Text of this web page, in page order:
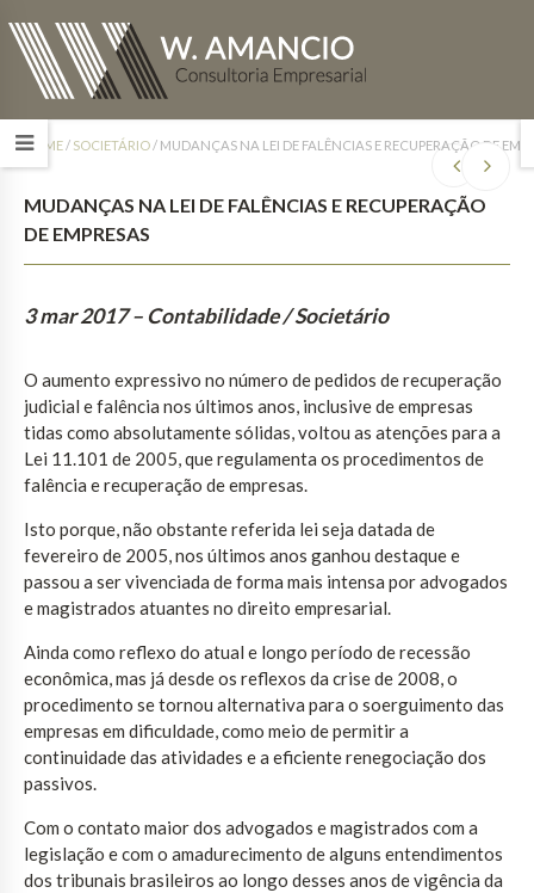
HOME/ SOCIETÁRIO/ MUDANÇAS NA LEI DE FALÊNCIAS E RECUPERAÇÃO DE
MUDANÇAS NA LEI DE FALÊNCIAS E RECUPERAÇÃO
DE EMPRESAS
3 mar 2017 – Contabilidade / Societário
O aumento expressivo no número de pedidos de recuperação
judicial e falência nos últimos anos, inclusive de empresas
tidas como absolutamente sólidas, voltou as atenções para a
Lei 11.101 de 2005, que regulamenta os procedimentos de
falência e recuperação de empresas.
Isto porque, não obstante referida lei seja datada de
fevereiro de 2005, nos últimos anos ganhou destaque e
passou a ser vivenciada de forma mais intensa por advogados
e magistrados atuantes no direito empresarial.
Ainda como reflexo do atual e longo período de recessão
econômica, mas já desde os reflexos da crise de 2008, o
procedimento se tornou alternativa para o soerguimento das
empresas em dificuldade, como meio de permitir a
continuidade das atividades e a eficiente renegociação dos
passivos.
Com o contato maior dos advogados e magistrados com a
legislação e com o amadurecimento de alguns entendimentos
dos tribunais brasileiros ao longo desses anos de vigência da